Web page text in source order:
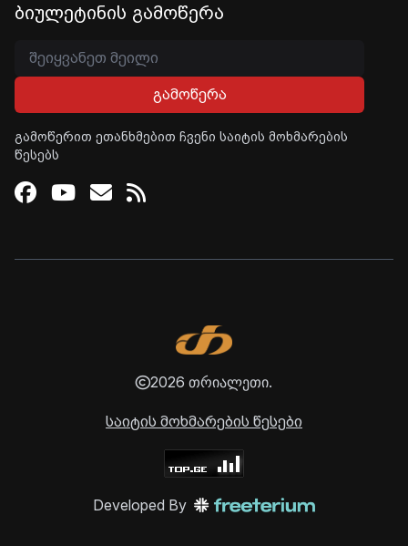
ბიულეტინის გამოწერა
გამოწერა
გამოწერით ეთანხმებით ჩვენი საიტის მოხმარების
წესებს
Facebook
Youtube
Email
RSS
2026 თრიალეთი.
საიტის მოხმარების წესები
Developed By